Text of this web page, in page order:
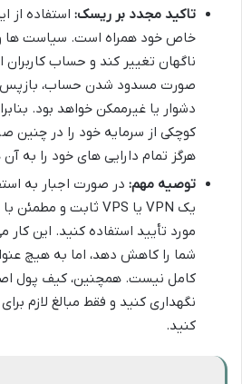
تاکید مجدد بر ریسک: استفاده از
خاص خود همراه است. سیاست ها
ناگهان تغییر کند و حساب کاربران
صورت مسدود شدن حساب، بازپس
دشوار یا غیرممکن خواهد بود.
کوچکی از سرمایه خود را در چنین
هرگز تمام دارایی های خود را به
توصیه مهم: در صورت اجبار به
شما را کاهش دهد، اما به هیچ
کامل نیست. همچنین، کیف پول
نگهداری کنید و فقط مبالغ لازم
کنید.